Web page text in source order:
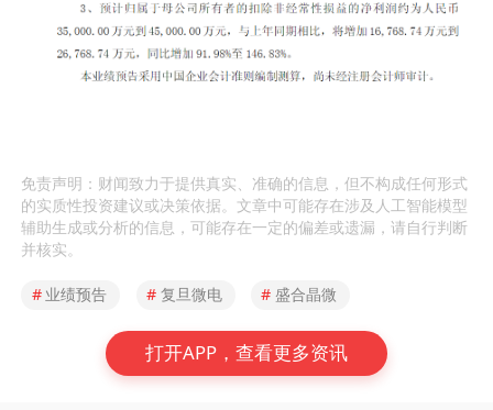
免责声明：财闻致力于提供真实、准确的信息，但不构成任何形式
的实质性投资建议或决策依据。文章中可能存在涉及人工智能模型
辅助生成或分析的信息，可能存在一定的偏差或遗漏，请自行判断
并核实。
# 业绩预告 # 复旦微电 # 盛合晶微
打开APP，查看更多资讯